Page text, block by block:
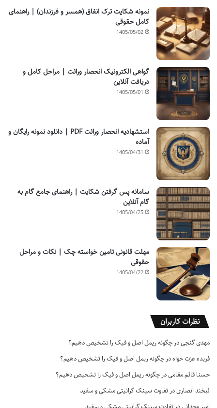
نمونه شکایت ترک انفاق (همسر و فرزندان) | راهنمای
کامل حقوقی
1405/05/02
گواهی الکترونیک انحصار وراثت | مراحل کامل و
دریافت آنلاین
1405/05/01
استشهادیه انحصار وراثت PDF | دانلود نمونه رایگان و
آماده
1405/04/31
سامانه پس گرفتن شکایت | راهنمای جامع گام به
گام آنلاین
1405/04/25
مهلت قانونی تامین خواسته چک | نکات و مراحل
حقوقی
1405/04/22
نظرات کاربران
مهدی گنجیدر چگونه ریمل اصل و فیک را تشخیص دهیم؟
فریده عزت خواهدر چگونه ریمل اصل و فیک را تشخیص دهیم؟
حسنا قائم مقامیدر چگونه ریمل اصل و فیک را تشخیص دهیم؟
لبخند انصاریدر تفاوت سینک گرانیتی مشکی و سفید